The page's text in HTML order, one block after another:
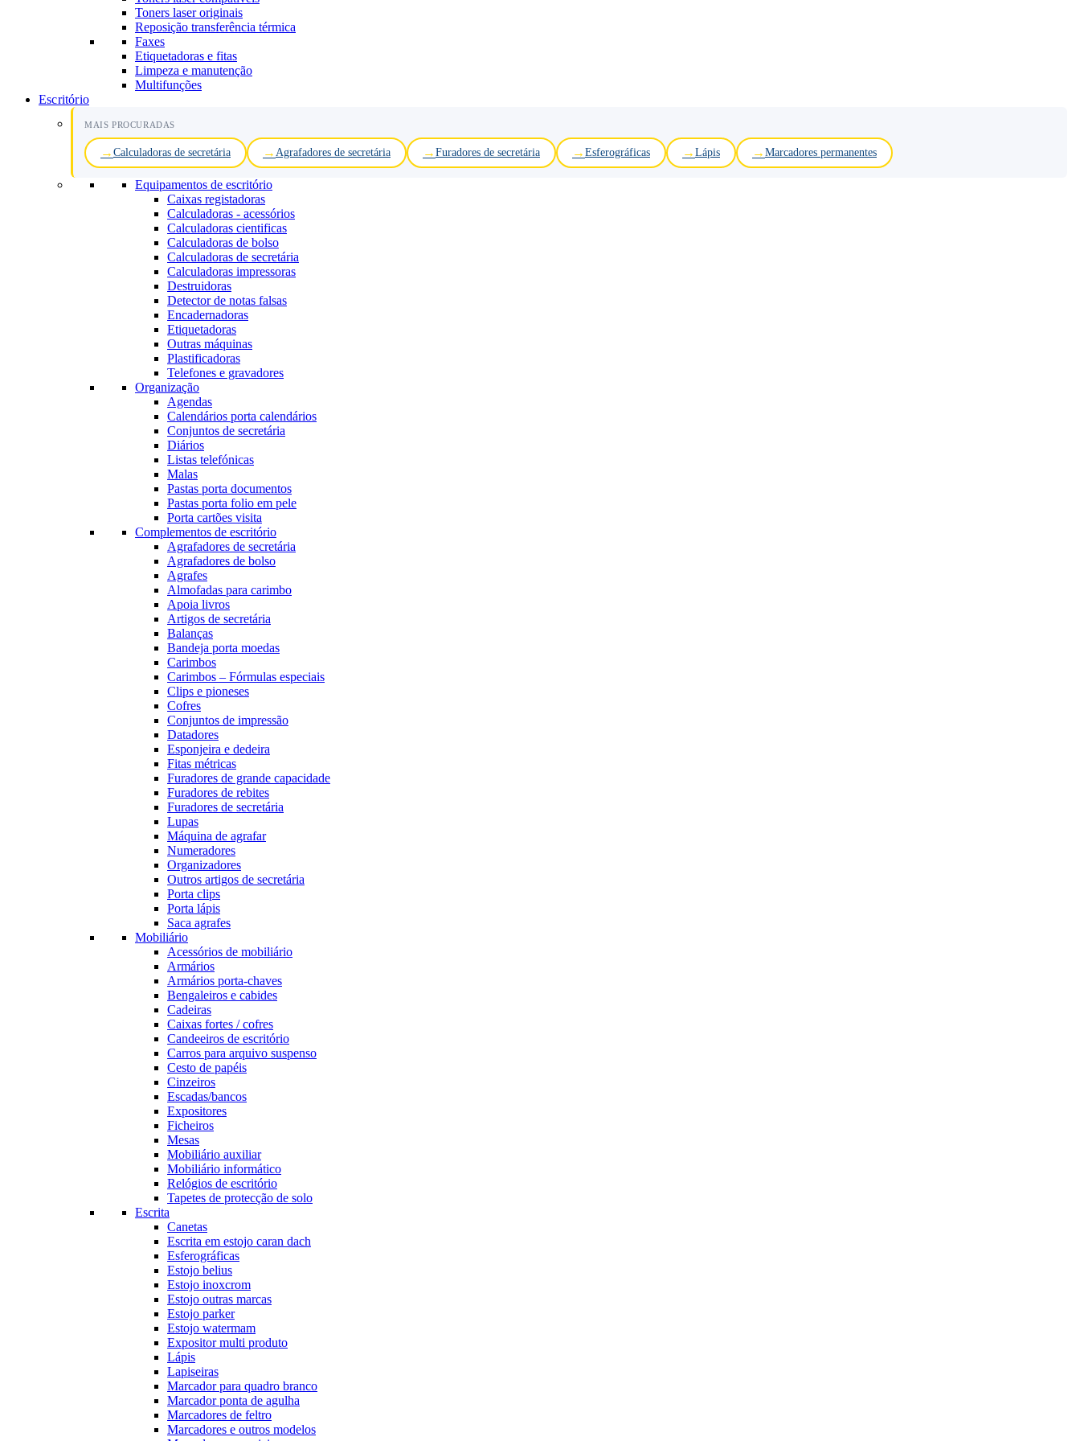
Toners laser originais
Reposição transferência térmica
Faxes
Etiquetadoras e fitas
Limpeza e manutenção
Multifunções
Escritório
MAIS PROCURADAS
Calculadoras de secretária Agrafadores de secretária Furadores de secretária Esferográficas Lápis Marcadores permanentes
Equipamentos de escritório
Caixas registadoras
Calculadoras - acessórios
Calculadoras cientificas
Calculadoras de bolso
Calculadoras de secretária
Calculadoras impressoras
Destruidoras
Detector de notas falsas
Encadernadoras
Etiquetadoras
Outras máquinas
Plastificadoras
Telefones e gravadores
Organização
Agendas
Calendários porta calendários
Conjuntos de secretária
Diários
Listas telefónicas
Malas
Pastas porta documentos
Pastas porta folio em pele
Porta cartões visita
Complementos de escritório
Agrafadores de secretária
Agrafadores de bolso
Agrafes
Almofadas para carimbo
Apoia livros
Artigos de secretária
Balanças
Bandeja porta moedas
Carimbos
Carimbos – Fórmulas especiais
Clips e pioneses
Cofres
Conjuntos de impressão
Datadores
Esponjeira e dedeira
Fitas métricas
Furadores de grande capacidade
Furadores de rebites
Furadores de secretária
Lupas
Máquina de agrafar
Numeradores
Organizadores
Outros artigos de secretária
Porta clips
Porta lápis
Saca agrafes
Mobiliário
Acessórios de mobiliário
Armários
Armários porta-chaves
Bengaleiros e cabides
Cadeiras
Caixas fortes / cofres
Candeeiros de escritório
Carros para arquivo suspenso
Cesto de papéis
Cinzeiros
Escadas/bancos
Expositores
Ficheiros
Mesas
Mobiliário auxiliar
Mobiliário informático
Relógios de escritório
Tapetes de protecção de solo
Escrita
Canetas
Escrita em estojo caran dach
Esferográficas
Estojo belius
Estojo inoxcrom
Estojo outras marcas
Estojo parker
Estojo watermam
Expositor multi produto
Lápis
Lapiseiras
Marcador para quadro branco
Marcador ponta de agulha
Marcadores de feltro
Marcadores e outros modelos